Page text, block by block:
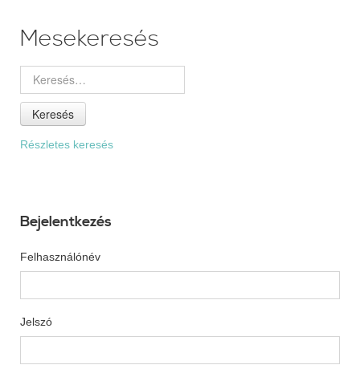
Mesekeresés
Keresés
Részletes keresés
Bejelentkezés
Felhasználónév
Jelszó